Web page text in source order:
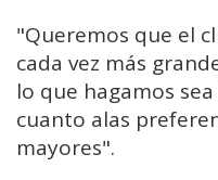
"Queremos que el
cada vez más
lo que hagamos
cuanto alas
mayores".